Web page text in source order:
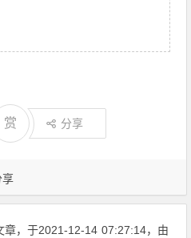
享
赏 分享
章，于2021-12-14 07:27:14，由